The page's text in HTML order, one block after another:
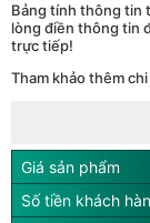
Bảng tính thông tin
lòng điền thông tin
trực tiếp!
Tham khảo thêm
Giá sản phẩm
Số tiền khách